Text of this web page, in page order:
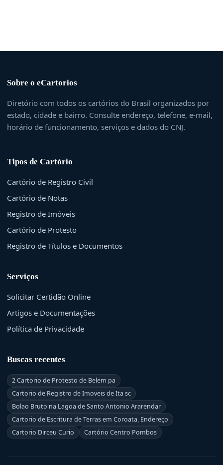
Sobre o eCartorios
Diretório com todos os cartórios do Brasil organizados por
estado, cidade e bairro. Consulte endereço, telefone, e-mail,
horário de funcionamento, serviços e dados do CNJ.
Tipos de Cartório
Cartório de Registro Civil
Cartório de Notas
Registro de Imóveis
Cartório de Protesto
Registro de Títulos e Documentos
Serviços
Solicitar Certidão Online
Artigos e Documentações
Política de Privacidade
Buscas recentes
2 Cartorio de Protesto de Belem pa
Cartorio de Registro de Imoveis de Ita sc
Bolao Bruto na Lagoa de Santo Antonio Ararendar
Cartorio de Escritura de Terras em Coroata, Endereço
Cartorio Dirceu Curio
Cartório Centro Pombos